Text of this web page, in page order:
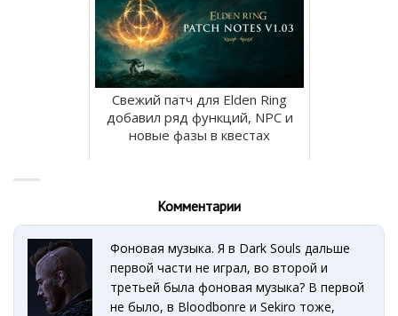
Свежий патч для Elden Ring
добавил ряд функций, NPC и
новые фазы в квестах
Комментарии
Фоновая музыка. Я в Dark Souls дальше
первой части не играл, во второй и
третьей была фоновая музыка? В первой
не было, в Bloodbonre и Sekiro тоже,